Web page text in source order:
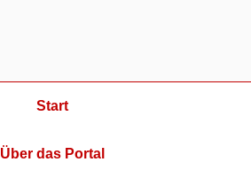
Start
Über das Portal